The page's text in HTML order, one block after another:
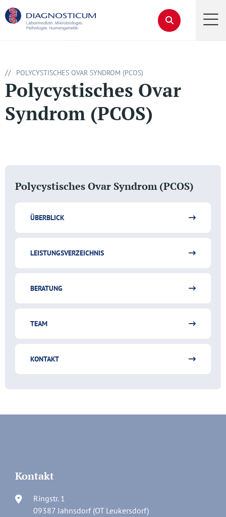
Polycystisches Ovar Syndrom (PCOS)
ÜBERBLICK
LEISTUNGSVERZEICHNIS
BERATUNG
TEAM
KONTAKT
// POLYCYSTISCHES OVAR SYNDROM (PCOS)
Polycystisches Ovar
Syndrom (PCOS)
Kontakt
Ringstr. 1
09387 Jahnsdorf (OT Leukersdorf)